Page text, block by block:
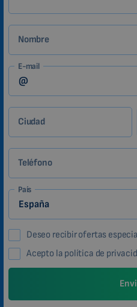
Nombre
E-mail
Ciudad
Teléfono
País
Deseo recibir ofertas
Acepto la política de